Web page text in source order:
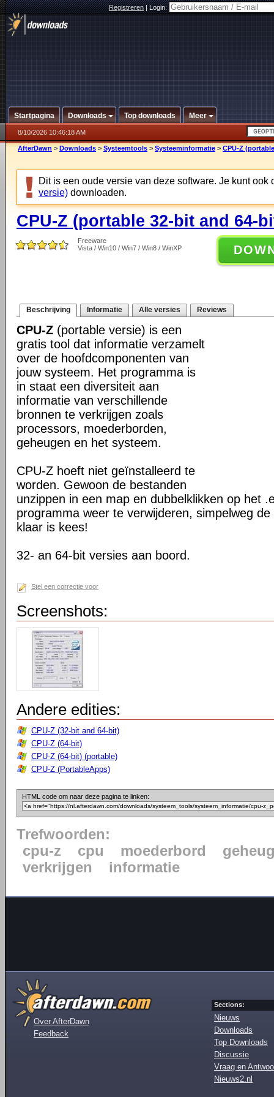
Registreren|Login:
Startpagina Downloads Top downloads Meer
8/10/2026 10:46:18 AM
AfterDawn > Downloads > Systeemtools > Systeeminformatie > CPU-Z
Dit is een oude versie van deze software. Je kunt ook
versie) downloaden.
CPU-Z (portable 32-bit and 64-
Freeware
Vista / Win10 / Win7 / Win8 / WinXP
Beschrijving Informatie Alle versies Reviews
CPU-Z (portable versie) is een
gratis tool dat informatie verzamelt
over de hoofdcomponenten van
jouw systeem. Het programma is
in staat een diversiteit aan
informatie van verschillende
bronnen te verkrijgen zoals
processors, moederborden,
geheugen en het systeem.
CPU-Z hoeft niet geïnstalleerd te
worden. Gewoon de bestanden
unzippen in een map en dubbelklikken op het
programma weer te verwijderen, simpelweg
klaar is kees!
32- an 64-bit versies aan boord.
Stel een correctie voor
Screenshots:
Andere edities:
CPU-Z (32-bit and 64-bit)
CPU-Z (64-bit)
CPU-Z (64-bit) (portable)
CPU-Z (PortableApps)
HTML code om naar deze pagina te linken:
Trefwoorden:
cpu-z
cpu moederbord
verkrijgen
informatie
Over AfterDawn
Feedback
Sections:
Nieuws
Downloads
Top Downloads
Discussie
Vraag en
Nieuws2.nl